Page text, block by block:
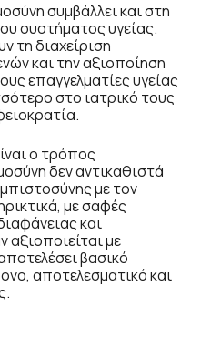
συμβάλλει και στη
συστήματος υγείας.
τη διαχείριση
και την αξιοποίηση
επαγγελματίες υγείας
στο ιατρικό τους
ο τρόπος
δεν αντικαθιστά
με τον
με σαφές
και
με
βασικό
αποτελεσματικό και